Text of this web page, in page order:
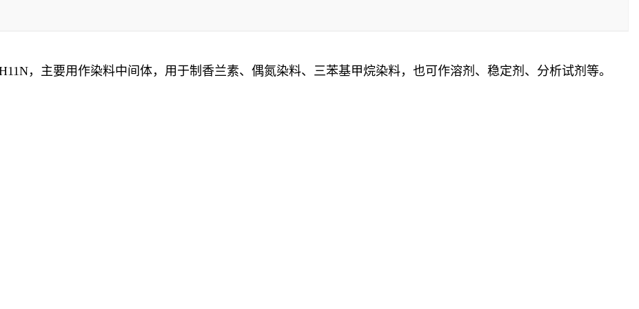
，主要用作染料中间体，用于制香兰素、偶氮染料、三苯基甲烷染料，也可作溶剂、稳定剂、分析试剂等。